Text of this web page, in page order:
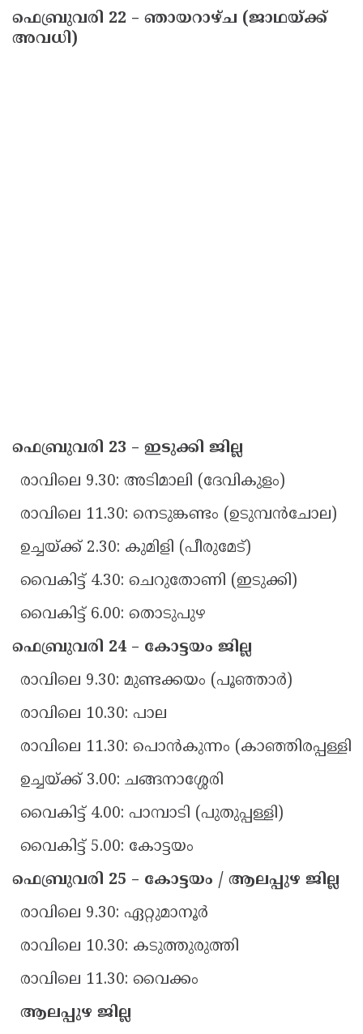
ഫെബ്രുവരി 22 – ഞായറാഴ്ച (ജാഥയ്ക്ക്
അവധി)
ഫെബ്രുവരി 23 – ഇടുക്കി ജില്ല
രാവിലെ 9.30: അടിമാലി (ദേവികുളം)
രാവിലെ 11.30: നെടുങ്കണ്ടം (ഉടുമ്പൻചോല)
ഉച്ചയ്ക്ക് 2.30: കുമിളി (പീരുമേട്)
വൈകിട്ട് 4.30: ചെറുതോണി (ഇടുക്കി)
വൈകിട്ട് 6.00: തൊടുപുഴ
ഫെബ്രുവരി 24 – കോട്ടയം ജില്ല
രാവിലെ 9.30: മുണ്ടക്കയം (പൂഞ്ഞാർ)
രാവിലെ 10.30: പാല
രാവിലെ 11.30: പൊൻകുന്നം (കാഞ്ഞിരപ്പള്ളി)
ഉച്ചയ്ക്ക് 3.00: ചങ്ങനാശ്ശേരി
വൈകിട്ട് 4.00: പാമ്പാടി (പുതുപ്പള്ളി)
വൈകിട്ട് 5.00: കോട്ടയം
ഫെബ്രുവരി 25 – കോട്ടയം / ആലപ്പുഴ ജില്ല
രാവിലെ 9.30: ഏറ്റുമാനൂർ
രാവിലെ 10.30: കടുത്തുരുത്തി
രാവിലെ 11.30: വൈക്കം
ആലപ്പുഴ ജില്ല